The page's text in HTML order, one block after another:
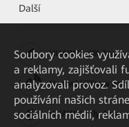
Další
HUAWEI eKit App
Huawei HiKnow App
HUAWEI eFly App
Soubory cookies
a reklamy, zajišťovali
analyzovali provoz.
používání našich
sociálních médií,